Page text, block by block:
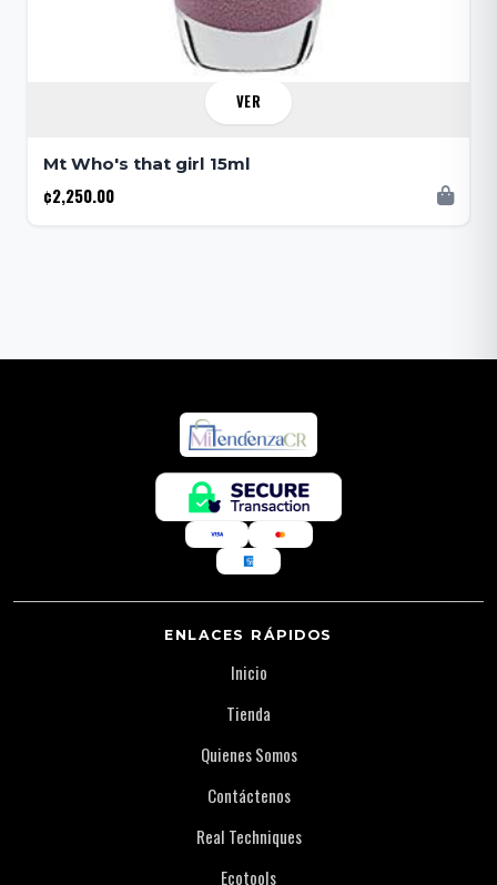
VER
Mt Who's that girl 15ml
¢2,250.00
ENLACES RÁPIDOS
Inicio
Tienda
Quienes Somos
Contáctenos
Real Techniques
Ecotools